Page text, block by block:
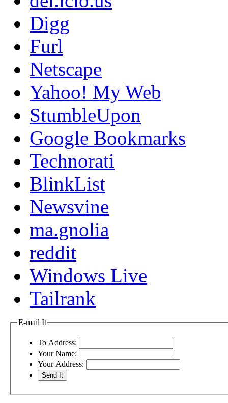
Digg
Furl
Netscape
Yahoo! My Web
StumbleUpon
Google Bookmarks
Technorati
BlinkList
Newsvine
ma.gnolia
reddit
Windows Live
Tailrank
E-mail It
To Address:
Your Name:
Your Address: